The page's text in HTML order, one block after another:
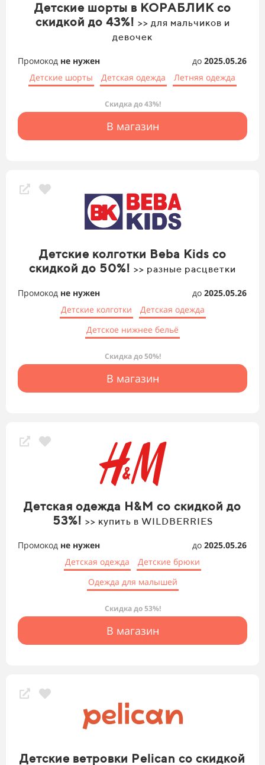
Детские шорты в КОРАБЛИК со
скидкой до 43%! >> для мальчиков и
девочек
Промокод не нужен до 2025.05.26
Детские шорты
Детская одежда Летняя одежда
Скидка до 43%!
В магазин
Детские колготки Beba Kids со
скидкой до 50%! >> разные расцветки
Промокод не нужен до 2025.05.26
Детские колготки
Детская одежда
Детское нижнее бельё
Скидка до 50%!
В магазин
Детская одежда H&M со скидкой до
53%! >> купить в WILDBERRIES
Промокод не нужен до 2025.05.26
Детская одежда
Детские брюки
Одежда для малышей
Скидка до 53%!
В магазин
Детские ветровки Pelican со скидкой